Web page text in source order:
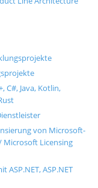
C#, Java, Kotlin,
von Microsoft-
Licensing
ASP.NET